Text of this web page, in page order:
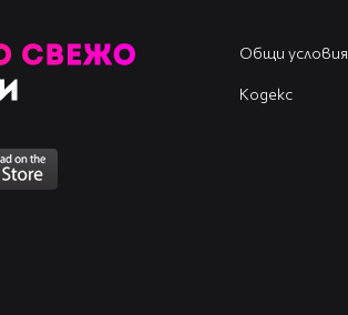
Общи условия
Кодекс